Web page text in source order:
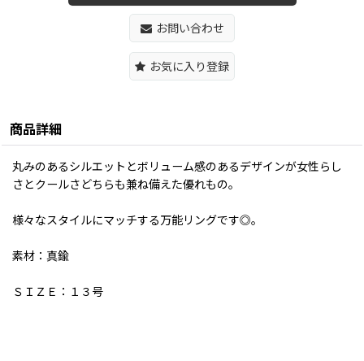
お問い合わせ
お気に入り登録
商品詳細
丸みのあるシルエットとボリューム感のあるデザインが女性らし
さとクールさどちらも兼ね備えた優れもの。
様々なスタイルにマッチする万能リングです◎。
素材：真鍮
ＳＩＺＥ：１３号